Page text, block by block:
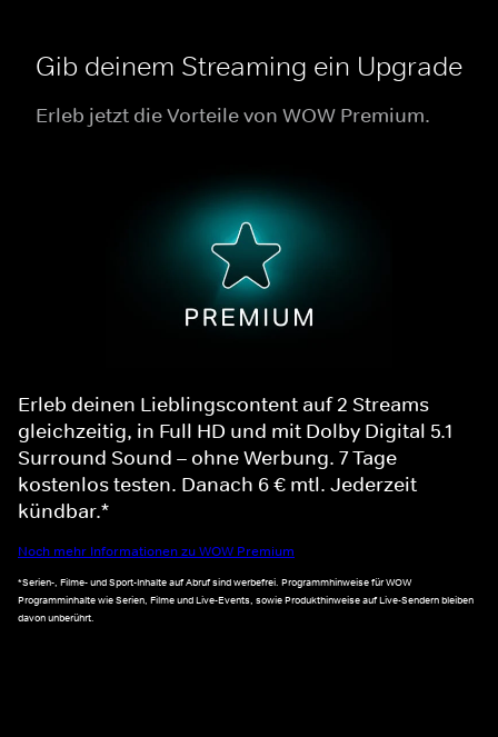
Gib deinem Streaming ein Upgrade
Erleb jetzt die Vorteile von WOW Premium.
Erleb deinen Lieblingscontent auf 2 Streams
gleichzeitig, in Full HD und mit Dolby Digital 5.1
Surround Sound – ohne Werbung. 7 Tage
kostenlos testen. Danach 6 € mtl. Jederzeit
kündbar.*
Noch mehr Informationen zu WOW Premium
*Serien-, Filme- und Sport-Inhalte auf Abruf sind werbefrei. Programmhinweise für WOW
Programminhalte wie Serien, Filme und Live-Events, sowie Produkthinweise auf Live-Sendern bleiben
davon unberührt.